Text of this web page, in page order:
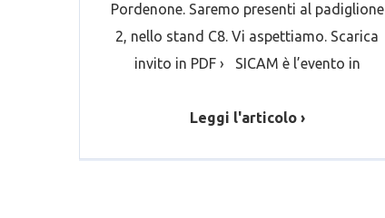
Pordenone. Saremo presenti al padiglione
2, nello stand C8. Vi aspettiamo. Scarica
invito in PDF › SICAM è l’evento in
Leggi l'articolo ›